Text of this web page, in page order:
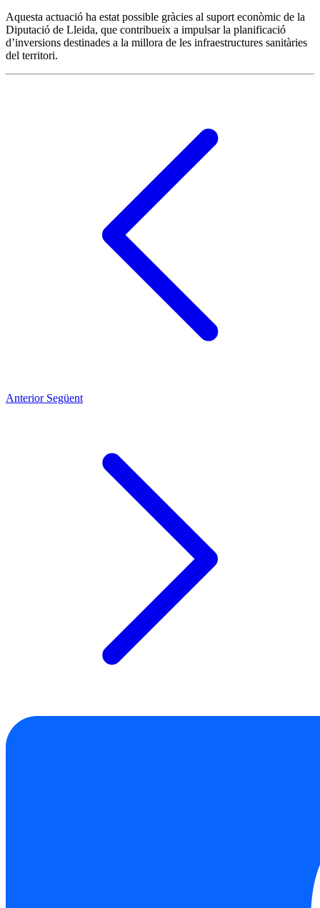
Aquesta actuació ha estat possible gràcies al suport econòmic de la
Diputació de Lleida, que contribueix a impulsar la planificació
d’inversions destinades a la millora de les infraestructures sanitàries
del territori.
Anterior Següent